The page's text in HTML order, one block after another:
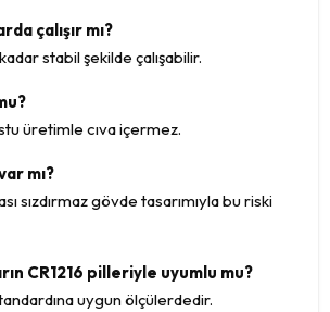
çalışır mı?
stabil şekilde çalışabilir.
üretimle cıva içermez.
mı?
sızdırmaz gövde tasarımıyla bu riski
CR1216 pilleriyle uyumlu mu?
uygun ölçülerdedir.